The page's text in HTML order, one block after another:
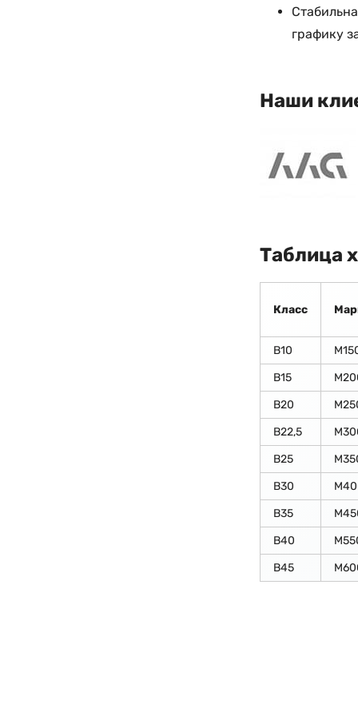
графику
Наши
Таблица
Класс
В10
В15
В20
В22,5
В25
В30
В35
В40
В45